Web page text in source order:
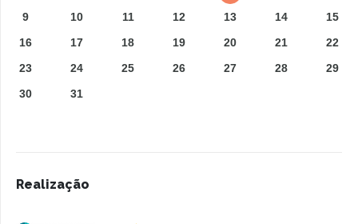
9
10 11 12 13 14
15
16
17 18 19 20 21
22
23
24 25 26 27 28
29
30
31
Realização